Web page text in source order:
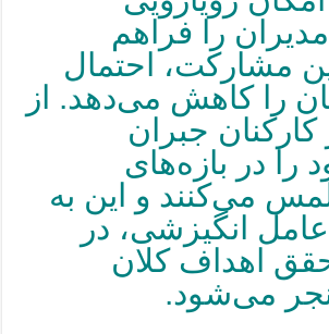
مدیران را فراهم
مشارکت، احتمال
را کاهش می‌دهد. از
جبران
را در بازه‌های
می‌کنند و این به
انگیزشی، در
اهداف کلان
می‌شود.